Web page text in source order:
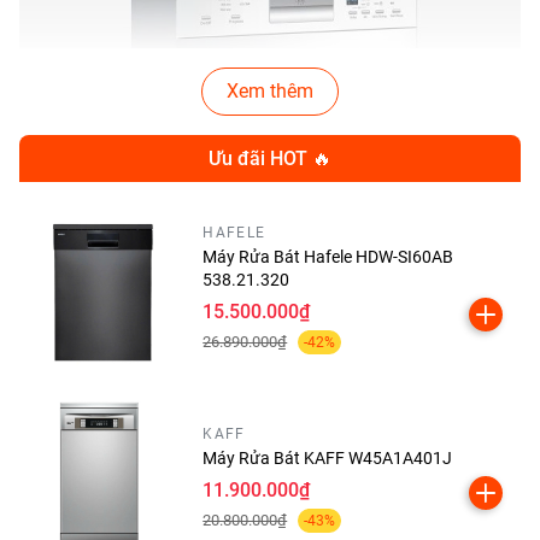
1. Tính Năng Nổi Bật Của
Máy Rửa Chén WQP12-
Xem thêm
Ưu đãi HOT 🔥
HAFELE
Máy Rửa Bát Hafele HDW-SI60AB
538.21.320
15.500.000₫
26.890.000₫ -42%
KAFF
Máy Rửa Bát KAFF W45A1A401J
11.900.000₫
20.800.000₫ -43%